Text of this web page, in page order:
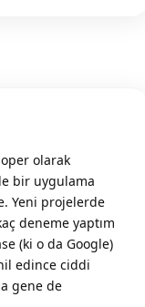
olarak
bir uygulama
Yeni projelerde
deneme yaptım
(ki o da Google)
edince ciddi
gene de